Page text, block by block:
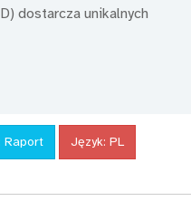
dostarcza unikalnych
Raport Język: PL